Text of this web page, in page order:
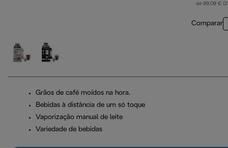
de 99,09 €
Comparar
Grãos de café moídos na hora.
Bebidas à distância de um só toque
Vaporização manual de leite
Variedade de bebidas